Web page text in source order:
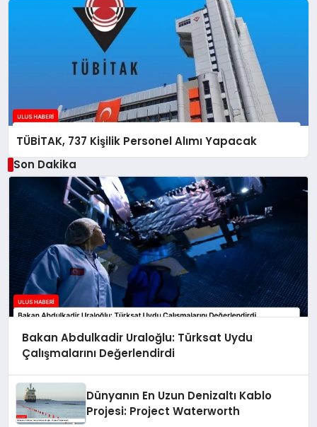
TÜBİTAK, 737 Kişilik Personel Alımı Yapacak
Son Dakika
Bakan Abdulkadir Uraloğlu: Türksat Uydu
Çalışmalarını Değerlendirdi
Dünyanın En Uzun Denizaltı Kablo
Projesi: Project Waterworth